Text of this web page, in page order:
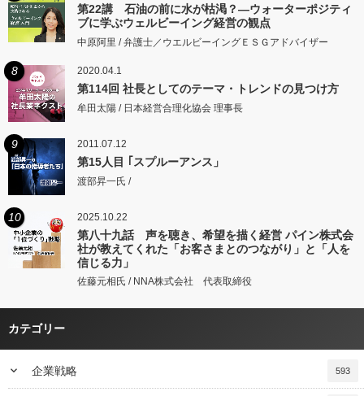
第22講 石油の前に水が枯渇？―ウォーターポジティ
ブに学ぶウェルビーイング経営の観点
中原阿里 / 弁護士／ウエルビーイングＥＳＧアドバイザー
8 2020.04.1
第114回 社長としてのテーマ・トレンドの見つけ方
牟田太陽 / 日本経営合理化協会 理事長
9 2011.07.12
第15人目 ｢スプルーアンス」
渡部昇一氏 /
10 2025.10.22
第八十九話 声を聴き、希望を描く経営 パイン株式会
社が教えてくれた「お客さまとのつながり」と「人を
信じる力」
佐藤元相氏 / NNA株式会社 代表取締役
カテゴリー
keyboard_arrow_down 企業戦略 593